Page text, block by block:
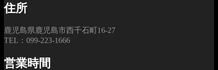
住所
鹿児島県鹿児島市西千石町16-27
TEL：099-223-1666
営業時間